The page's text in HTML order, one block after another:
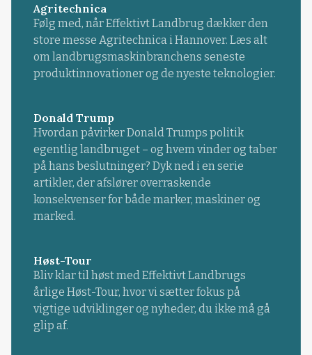
Agritechnica
Følg med, når Effektivt Landbrug dækker den
store messe Agritechnica i Hannover. Læs alt
om landbrugsmaskinbranchens seneste
produktinnovationer og de nyeste teknologier.
Donald Trump
Hvordan påvirker Donald Trumps politik
egentlig landbruget – og hvem vinder og taber
på hans beslutninger? Dyk ned i en serie
artikler, der afslører overraskende
konsekvenser for både marker, maskiner og
marked.
Høst-Tour
Bliv klar til høst med Effektivt Landbrugs
årlige Høst-Tour, hvor vi sætter fokus på
vigtige udviklinger og nyheder, du ikke må gå
glip af.